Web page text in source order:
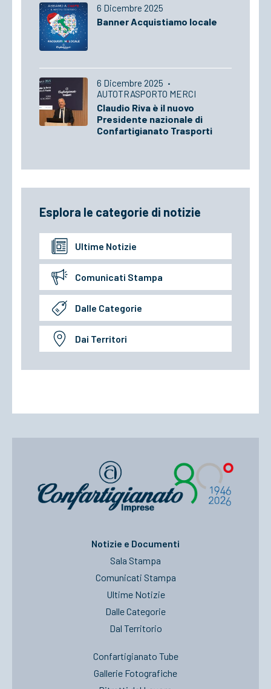
6 Dicembre 2025
Banner Acquistiamo locale
6 Dicembre 2025 ·
AUTOTRASPORTO MERCI
Claudio Riva è il nuovo
Presidente nazionale di
Confartigianato Trasporti
Esplora le categorie di notizie
Ultime Notizie
Comunicati Stampa
Dalle Categorie
Dai Territori
Notizie e Documenti
Sala Stampa
Comunicati Stampa
Ultime Notizie
Dalle Categorie
Dal Territorio
Confartigianato Tube
Gallerie Fotografiche